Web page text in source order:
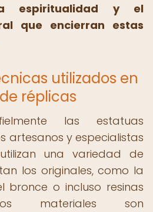
espiritualidad y el
que encierran estas
utilizados en
réplicas
las estatuas
artesanos y especialistas
una variedad de
los originales, como la
bronce o incluso resinas
materiales son